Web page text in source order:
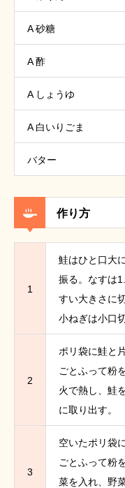
A 砂糖
A 酢
A しょうゆ
A 白いりごま
バター
作り方
1
鮭はひと口大
振る。なすは
すい大きさに
小ねぎは小口
2
ポリ袋に鮭と
ごとふって粉
火で熱し、鮭
に取り出す。
3
空いたポリ袋
ごとふって粉
菜を入れ、野